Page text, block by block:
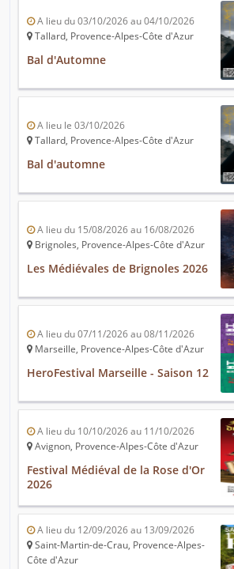
A lieu du 03/10/2026 au 04/10/2026
Tallard, Provence-Alpes-Côte d'Azur
Bal d'Automne
A lieu le 03/10/2026
Tallard, Provence-Alpes-Côte d'Azur
Bal d'automne
A lieu du 15/08/2026 au 16/08/2026
Brignoles, Provence-Alpes-Côte d'Azur
Les Médiévales de Brignoles 2026
A lieu du 07/11/2026 au 08/11/2026
Marseille, Provence-Alpes-Côte d'Azur
HeroFestival Marseille - Saison 12
A lieu du 10/10/2026 au 11/10/2026
Avignon, Provence-Alpes-Côte d'Azur
Festival Médiéval de la Rose d'Or
2026
A lieu du 12/09/2026 au 13/09/2026
Saint-Martin-de-Crau, Provence-Alpes-
Côte d'Azur